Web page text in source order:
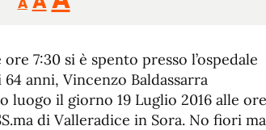
tamañotamaño
de
fuente
de
fuente.
7:30 si è spento presso l’ospedale
64 anni, Vincenzo Baldassarra
luogo il giorno 19 Luglio 2016 alle ore
di Valleradice in Sora. No fiori ma